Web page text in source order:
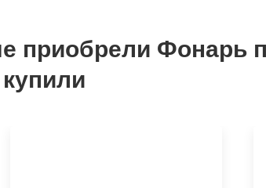
приобрели